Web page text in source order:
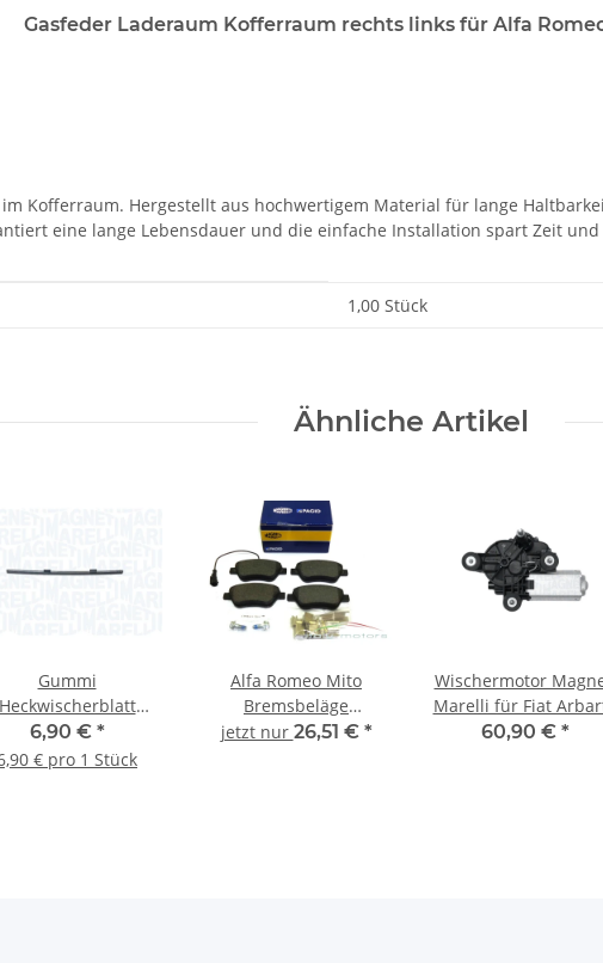
Gasfeder Laderaum Kofferraum rechts links für Alfa
Kofferraum. Hergestellt aus hochwertigem Material für lange
eine lange Lebensdauer und die einfache Installation spart Zeit
1,00 Stück
Ähnliche Artikel
Gummi
Heckwischerblatt
38cm Alfa
Fiat Lancia
6,90 € *
€ pro 1 Stück
Alfa Romeo Mito
Bremsbeläge
Bremsklötze vorne
jetzt nur 26,51 € *
Wischermotor
Marelli für Fiat
500 hinten 12V
60,90 € *